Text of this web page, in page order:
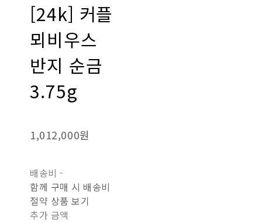
[24k] 커플
뫼비우스
반지 순금
3.75g
1,012,000원
배송비 -
함께 구매 시 배송비
절약 상품 보기
추가 금액